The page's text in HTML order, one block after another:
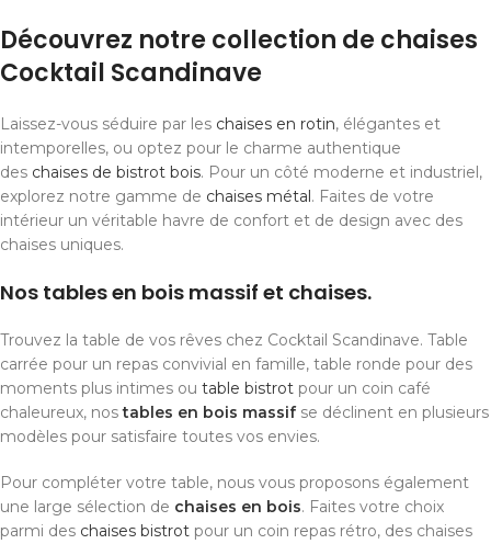
Découvrez notre collection de chaises
Cocktail Scandinave
Laissez-vous séduire par les chaises en rotin, élégantes et
intemporelles, ou optez pour le charme authentique
des chaises de bistrot bois. Pour un côté moderne et industriel,
explorez notre gamme de chaises métal . Faites de votre
intérieur un véritable havre de confort et de design avec des
chaises uniques.
Nos tables en bois massif et chaises.
Trouvez la table de vos rêves chez Cocktail Scandinave. Table
carrée pour un repas convivial en famille, table ronde pour des
moments plus intimes ou table bistrot pour un coin café
chaleureux, nostables en bois massifse déclinent en plusieurs
modèles pour satisfaire toutes vos envies.
Pour compléter votre table, nous vous proposons également
une large sélection de chaises en bois. Faites votre choix
parmi des chaises bistrot pour un coin repas rétro, des chaises